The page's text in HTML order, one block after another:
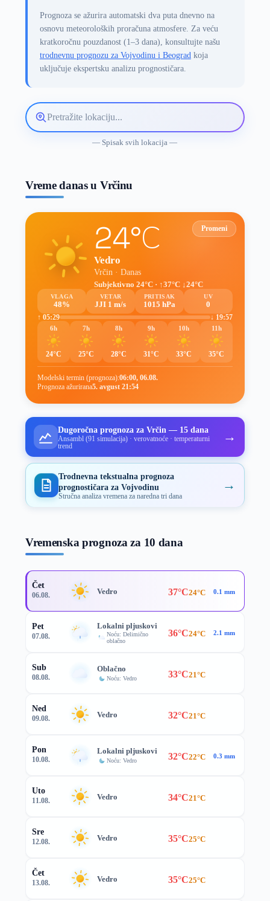
Prognoza se ažurira automatski dva puta dnevno na
osnovu meteoroloških proračuna atmosfere. Za veću
kratkoročnu pouzdanost (1–3 dana), konsultujte našu
trodnevnu prognozu za Vojvodinu i Beogradkoja
uključuje ekspertsku analizu prognostičara.
Pretražite
lokaciju
— Spisak svih lokacija —
Vreme danas u Vrčinu
Promeni
24°C
Vedro
Vrčin · Danas
Subjektivno 24°C · ↑37°C ↓24°C
VLAGA
48%
VETAR
JJI 1 m/s
PRITISAK
1015 hPa
UV
0
↑ 05:29
↓ 19:57
6h
24°C
7h
25°C
8h
28°C
9h
31°C
10h
33°C
11h
35°C
Modelski termin (prognoza):06:00, 06.08.
Prognoza ažurirana5. avgust 21:54
Dugoročna prognoza za Vrčin — 15 dana
Ansambl (91 simulacija) · verovatnoće · temperaturni
trend
→
Trodnevna tekstualna prognoza
prognostičara za Vojvodinu
Stručna analiza vremena za naredna tri dana
→
Vremenska prognoza za 10 dana
Čet
06.08. Vedro 37°C24°C 0.1 mm
Pet
07.08.
Lokalni pljuskovi
Noću: Delimično
oblačno
36°C24°C 2.1 mm
Sub
08.08.
Oblačno
Noću: Vedro 33°C21°C
Ned
09.08. Vedro 32°C21°C
Pon
10.08.
Lokalni pljuskovi
Noću: Vedro 32°C22°C 0.3 mm
Uto
11.08. Vedro 34°C21°C
Sre
12.08. Vedro 35°C25°C
Čet
13.08. Vedro 35°C25°C